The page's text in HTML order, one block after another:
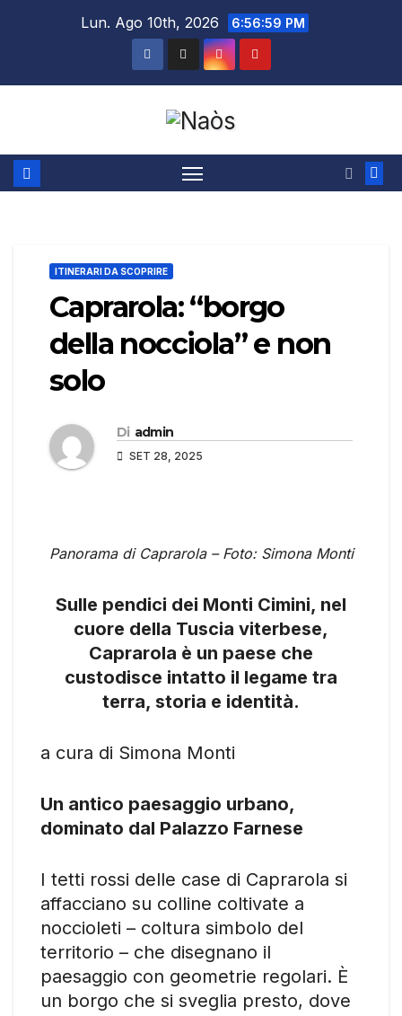
Lun. Ago 10th, 2026 6:57:00 PM
ITINERARI DA SCOPRIRE
Caprarola: “borgo
della nocciola” e non
solo
Di admin
SET 28, 2025
Panorama di Caprarola – Foto: Simona Monti
Sulle pendici dei Monti Cimini, nel
cuore della Tuscia viterbese,
Caprarola è un paese che
custodisce intatto il legame tra
terra, storia e identità.
a cura di Simona Monti
Un antico paesaggio urbano,
dominato dal Palazzo Farnese
I tetti rossi delle case di Caprarola si
affacciano su colline coltivate a
noccioleti – coltura simbolo del
territorio – che disegnano il
paesaggio con geometrie regolari. È
un borgo che si sveglia presto, dove